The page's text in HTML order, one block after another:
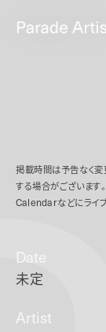
掲載時間は予告なく変
する場合がございます。
Calendarなどにライ
Date
未定
Artist